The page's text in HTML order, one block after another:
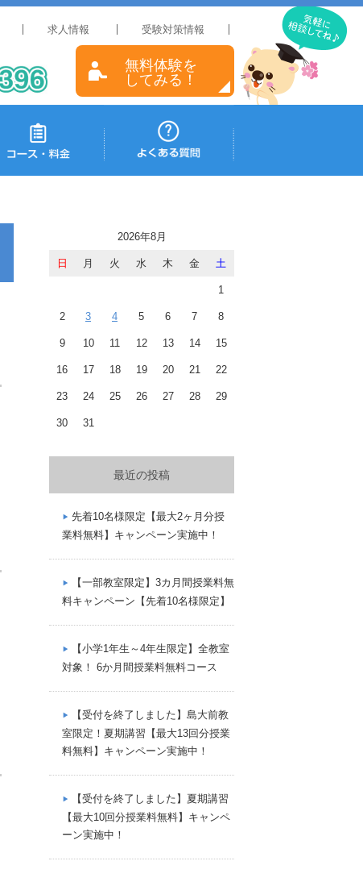
求人情報 受験対策情報
無料体験を
してみる！
2026年8月
日 月 火 水 木 金 土
1
2 3 4 5 6 7 8
9 10 11 12 13 14 15
16 17 18 19 20 21 22
23 24 25 26 27 28 29
30 31
最近の投稿
先着10名様限定【最大2ヶ月分授
業料無料】キャンペーン実施中！
【一部教室限定】3カ月間授業料無
料キャンペーン【先着10名様限定】
【小学1年生～4年生限定】全教室
対象！ 6か月間授業料無料コース
【受付を終了しました】島大前教
室限定！夏期講習【最大13回分授業
料無料】キャンペーン実施中！
【受付を終了しました】夏期講習
【最大10回分授業料無料】キャンペ
ーン実施中！